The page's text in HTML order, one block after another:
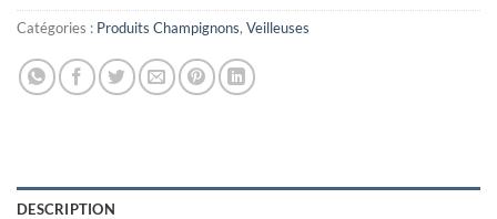
Catégories : Produits Champignons, Veilleuses
DESCRIPTION